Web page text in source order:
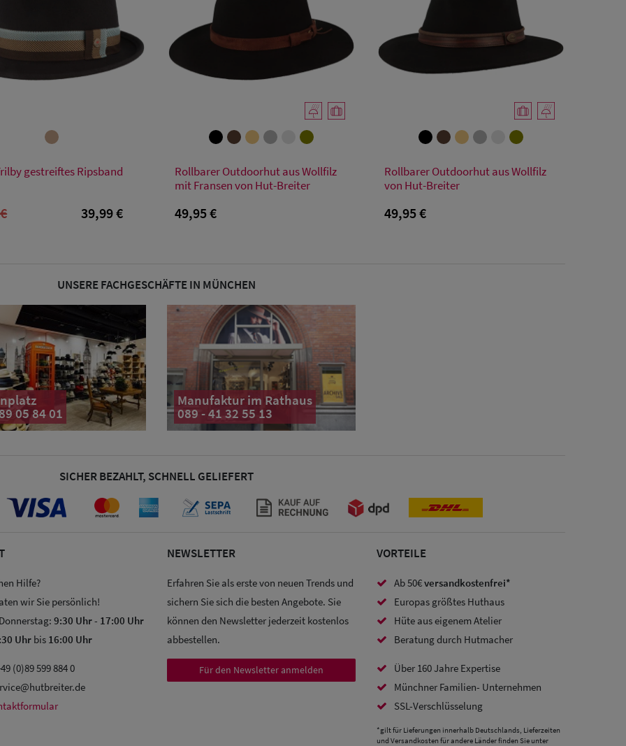
gestreiftes Ripsband
39,99 €
54 55 56 57 58 59 60
Rollbarer Outdoorhut aus Wollfilz
mit Fransen von Hut-Breiter
49,95 €
54 55 56 57
Rollbarer Outdoorhut aus Wollfilz
von Hut-Breiter
49,95 €
UNSERE FACHGESCHÄFTE IN MÜNCHEN
05 84 01
Manufaktur im Rathaus
089 - 41 32 55 13
SICHER BEZAHLT, SCHNELL GELIEFERT
Hilfe?
wir Sie persönlich!
9:30 Uhr- 17:00 Uhr
Uhr bis 16:00 Uhr
(0)89 599 884 0
NEWSLETTER
Erfahren Sie als erste von neuen Trends und
sichern Sie sich die besten Angebote. Sie
können den Newsletter jederzeit kostenlos
abbestellen.
Für den Newsletter anmelden
VORTEILE
Ab 50€versandkostenfrei*
Europas größtes Huthaus
Hüte aus eigenem Atelier
Beratung durch Hutmacher
Über 160 Jahre Expertise
Münchner Familien- Unternehmen
SSL-Verschlüsselung
*gilt für Lieferungen innerhalb Deutschlands, Lieferzeiten
und Versandkosten für andere Länder finden Sie unter